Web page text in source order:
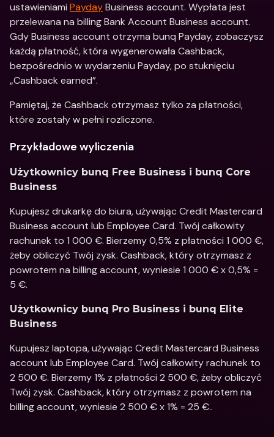
ustawieniami Payday Business account. Wypłata jest
przelewana na billing Bank Account Business account.
Gdy Business account otrzyma bunq Payday, zobaczysz
każdą płatność, która wygenerowała Cashback,
bezpośrednio w wydarzeniu Payday, po stuknięciu
„Cashback earned”.
Pamiętaj, że Cashback otrzymasz tylko za płatności,
które zostały w pełni rozliczone.
Przykładowe wyliczenia
Użytkownicy bunq Free Business i bunq Core
Business
Kupujesz drukarkę do biura, używając Credit Mastercard
Business account lub Employee Card. Twój całkowity
rachunek to 1 000 €. Bierzemy 0,5% z płatności 1 000 €,
żeby obliczyć Twój zysk. Cashback, który otrzymasz z
powrotem na billing account, wyniesie 1 000 € x 0,5% =
5 €.
Użytkownicy bunq Pro Business i bunq Elite
Business
Kupujesz laptopa, używając Credit Mastercard Business
account lub Employee Card. Twój całkowity rachunek to
2 500 €. Bierzemy 1% z płatności 2 500 €, żeby obliczyć
Twój zysk. Cashback, który otrzymasz z powrotem na
billing account, wyniesie 2 500 € x 1% = 25 €..